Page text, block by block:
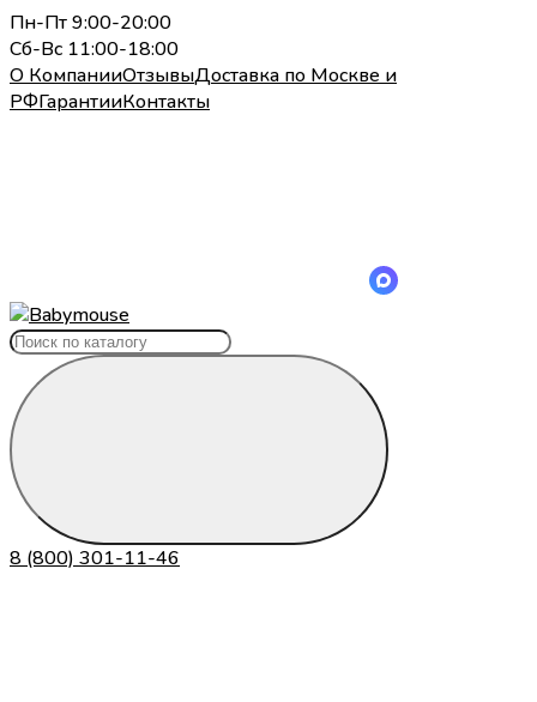
Пн-Пт 9:00-20:00
Сб-Вс 11:00-18:00
О КомпанииОтзывыДоставка по Москве и
РФГарантииКонтакты
8 (800) 301-11-46